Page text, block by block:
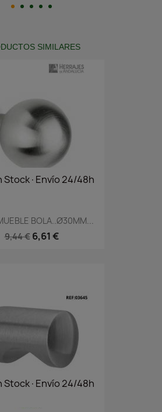
SIMILARES
Stock·Envío 24/48h
BOLA..Ø30MM...
9,44 € 6,61 €
Stock·Envío 24/48h